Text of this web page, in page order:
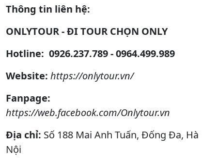
Thông tin liên hệ:
ONLYTOUR - ĐI TOUR CHỌN ONLY
Hotline: 0926.237.789 - 0964.499.989
Website: https://onlytour.vn/
Fanpage:
https://web.facebook.com/Onlytour.vn
Địa chỉ: Số 188 Mai Anh Tuấn, Đống Đa, Hà
Nội